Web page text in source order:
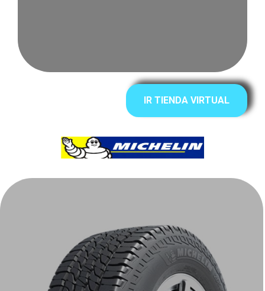
IR TIENDA VIRTUAL